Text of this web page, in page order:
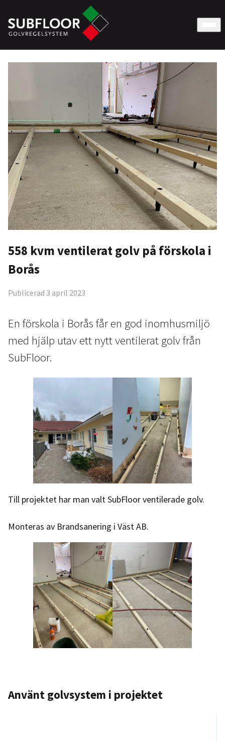
558 kvm ventilerat golv på förskola i
Borås
Publicerad 3 april 2023
En förskola i Borås får en god inomhusmiljö
med hjälp utav ett nytt ventilerat golv från
SubFloor.
Till projektet har man valt SubFloor ventilerade golv.
Monteras av Brandsanering i Väst AB.
Använt golvsystem i projektet